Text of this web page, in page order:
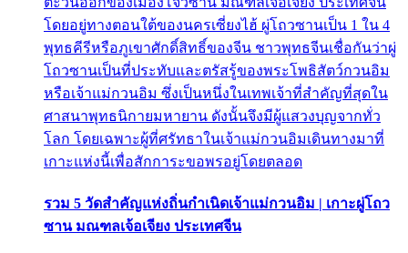
โดยอยู่ทางตอนใต้ของนครเซี่ยงไฮ้ ผู่โถวซานเป็น 1 ใน 4
พุทธคีรีหรือภูเขาศักดิ์สิทธิ์ของจีน ชาวพุทธจีนเชื่อกันว่าผู่
โถวซานเป็นที่ประทับและตรัสรู้ของพระโพธิสัตว์กวนอิม
หรือเจ้าแม่กวนอิม ซึ่งเป็นหนึ่งในเทพเจ้าที่สำคัญที่สุดใน
ศาสนาพุทธนิกายมหายาน ดังนั้นจึงมีผู้แสวงบุญจากทั่ว
โลก โดยเฉพาะผู้ที่ศรัทธาในเจ้าแม่กวนอิมเดินทางมาที่
เกาะแห่งนี้เพื่อสักการะขอพรอยู่โดยตลอด
รวม 5 วัดสำคัญแห่งถิ่นกำเนิดเจ้าแม่กวนอิม | เกาะผู่โถว
ซาน มณฑลเจ้อเจียง ประเทศจีน